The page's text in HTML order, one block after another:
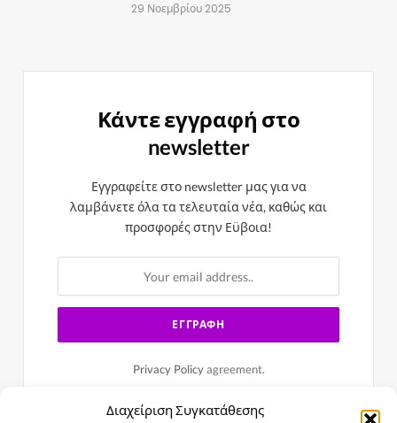
Διαχείριση Συγκατάθεσης
29 Νοεμβρίου 2025
Κάντε εγγραφή στο
newsletter
Εγγραφείτε στο newsletter μας για να
λαμβάνετε όλα τα τελευταία νέα, καθώς και
προσφορές στην Εϋβοια!
Privacy Policyagreement.